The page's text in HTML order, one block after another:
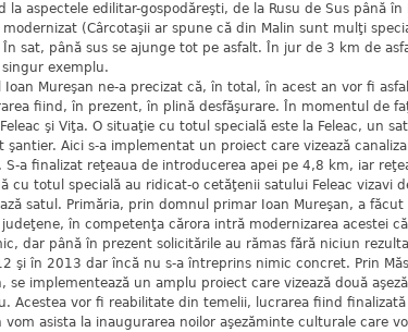
la aspectele edilitar-gospodăreşti, de la Rusu de Sus până
(Cârcotaşii ar spune că din Malin sunt mulţi
sat, până sus se ajunge tot pe asfalt. În jur de 3 km de
exemplu.
Ioan Mureşan ne-a precizat că, în total, în acest an vor fi
fiind, în prezent, în plină desfăşurare. În momentul de
şi Viţa. O situaţie cu totul specială este la Feleac, un
şantier. Aici s-a implementat un proiect care vizează
S-a finalizat reţeaua de introducerea apei pe 4,8 km, iar
cu totul specială au ridicat-o cetăţenii satului Feleac vizavi
satul. Primăria, prin domnul primar Ioan Mureşan, a făcut
în competenţa cărora intră modernizarea acestei
dar până în prezent solicitările au rămas fără niciun
şi în 2013 dar încă nu s-a întreprins nimic concret. Prin
se implementează un amplu proiect care vizează două
Acestea vor fi reabilitate din temelii, lucrarea fiind
vom asista la inaugurarea noilor aşezăminte culturale care